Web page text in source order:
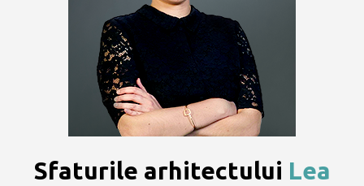
Sfaturile arhitectului Lea